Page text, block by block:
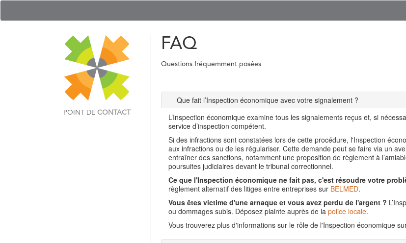
POINT DE CONTACT
FAQ
Questions fréquemment posées
Que fait l’Inspection économique avec votre signalement ?
L’Inspection économique examine tous les signalements reçus et, si
service d’inspection compétent.
Si des infractions sont constatées lors de cette procédure, l'Inspection
aux infractions ou de les régulariser. Cette demande peut se faire via un
entraîner des sanctions, notamment une proposition de règlement à
poursuites judiciaires devant le tribunal correctionnel.
Ce que l'Inspection économique ne fait pas, c'est résoudre votre
règlement alternatif des litiges entre entreprises sur BELMED.
Vous êtes victime d'une arnaque et vous avez perdu de l'argent ?
ou dommages subis. Déposez plainte auprès de la police locale.
Vous trouverez plus d'informations sur le rôle de l'Inspection économique